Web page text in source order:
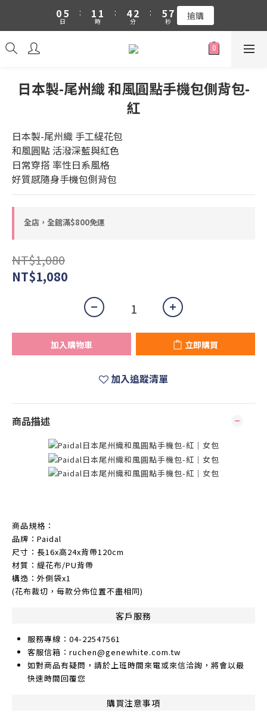
吉伊卡哇 新品上市88折+滿件贈零錢包(隨機)
0 5
4
日
:
1
0
1
0
時
:
4
3
1
2
1
分
:
5
4
7
6
1
秒 搶購
吉伊卡哇 新品上市88折+滿件贈零錢包(隨機)
日本製-尾州織 和風圓點手機包側背包-
紅
日本製-尾州織 手工緹花包
和風圓點 活潑深藍與紅色
日常穿搭 率性日系風格
好質感隨身手機包側背包
全店，全館滿$800免運
NT$1,080
NT$1,080
加入購物車 立即購買
加入追蹤清單
商品描述
商品規格：
品牌：Paidal
尺寸：長16x高24x背帶120cm
材質：緹花布/PU背帶
構造：外側袋x1
(花布裁切，每款分佈位置不盡相同)
客戶服務
服務專線：04-22547561
客服信箱：ruchen@genewhite.com.tw
如對商品有疑問，請於上班時間來電或來信洽詢，將會以最
快速時間回覆您
購買注意事項